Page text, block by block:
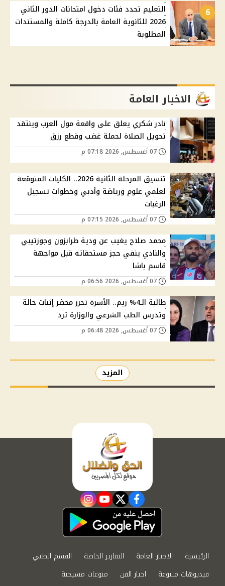
6
التعليم تحدد فئات دخول امتحانات الدور الثاني
2026 للثانوية العامة بالدرجة كاملة والمستندات
المطلوبة
الاخبار العامة
نادر شكري يعلق على واقعة مول العرب وينتقد
تحويل الصلاة لحملة غضب وقطع رزق
تنسيق المرحلة الثانية 2026.. الكليات المتوقعة
لعلمي علوم ورياضة وأدبي وخطوات تسجيل
الرغبات
محمد صلاح يغيب عن ودية طرابزون وجوزتيبي
والنادي ينفي حجز مستحقاته قبل مواجهة
قاسم باشا
طالبة الـ4% ريم.. الأسرة تحرر محضر إثبات حالة
وتدرس الطب الشرعي والوزارة ترد
المزيد
facebook
twitter
youtube
instagram
الرئيسية الاخبار العامة التقارير الخاصة
القسم الطبي
فيديوهات متنوعة
اخبار الفن
منوعات مسيحية